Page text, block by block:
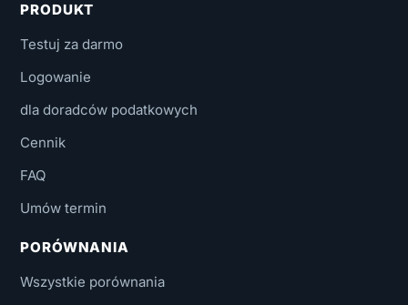
PRODUKT
Testuj za darmo
Logowanie
dla doradców podatkowych
Cennik
FAQ
Umów termin
PORÓWNANIA
Wszystkie porównania